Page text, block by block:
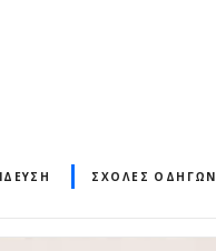
ΣΧΟΛΈΣ ΟΔΗΓΏΝ